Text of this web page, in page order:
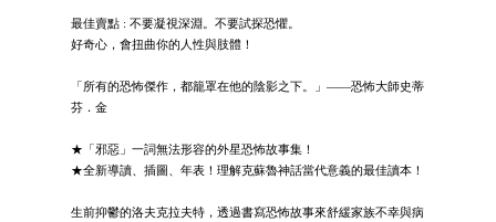
最佳賣點 : 不要凝視深淵。不要試探恐懼。
好奇心，會扭曲你的人性與肢體！
「所有的恐怖傑作，都籠罩在他的陰影之下。」――恐怖大師史蒂
芬．金
★「邪惡」一詞無法形容的外星恐怖故事集！
★全新導讀、插圖、年表！理解克蘇魯神話當代意義的最佳讀本！
生前抑鬱的洛夫克拉夫特，透過書寫恐怖故事來舒緩家族不幸與病